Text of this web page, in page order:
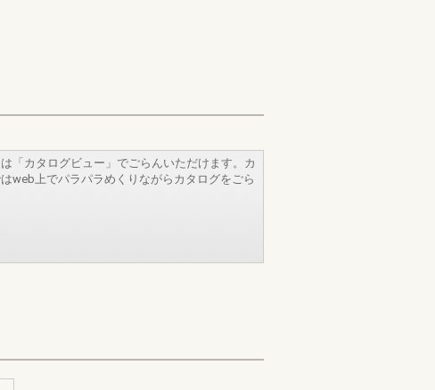
「カタログビュー」でごらんいただけます。カ
web上でパラパラめくりながらカタログをごら